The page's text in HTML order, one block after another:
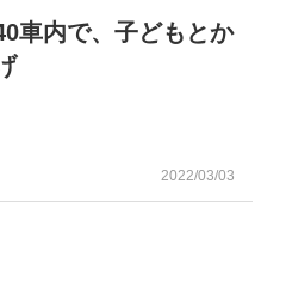
車内で、子どもとか
2022/03/03